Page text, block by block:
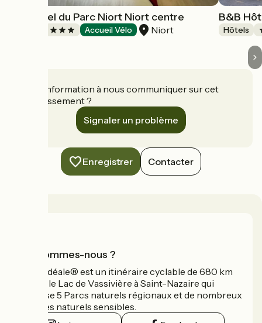
Brit Hôtel du Parc Niort Niort centre
Accueil Vélo Niort
B&B
Hôtels
Une information à nous communiquer sur cet
établissement ?
Signaler un problème
Enregistrer Contacter
Qui sommes-nous ?
La Vélidéale® est un itinéraire cyclable de 680 km
reliant le Lac de Vassivière à Saint-Nazaire qui
traverse 5 Parcs naturels régionaux et de nombreux
espaces naturels sensibles.